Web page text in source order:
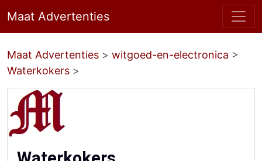
Maat Advertenties
Maat Advertenties > witgoed-en-electronica >
Waterkokers >